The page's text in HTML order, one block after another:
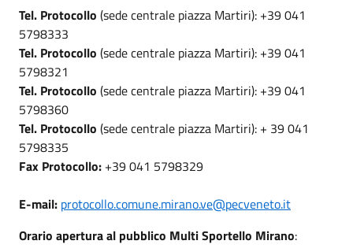
Tel. Protocollo (sede centrale piazza Martiri): +39 041
5798333
Tel. Protocollo (sede centrale piazza Martiri): +39 041
5798321
Tel. Protocollo (sede centrale piazza Martiri): +39 041
5798360
Tel. Protocollo (sede centrale piazza Martiri): + 39 041
5798335
Fax Protocollo: +39 041 5798329
E-mail: protocollo.comune.mirano.ve@pecveneto.it
Orario apertura al pubblico Multi Sportello Mirano: